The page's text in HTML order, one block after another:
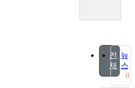
전
체
뉴
스
0